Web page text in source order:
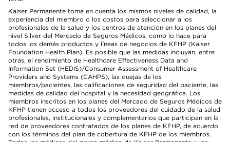
Kaiser Permanente toma en cuenta los mismos niveles de calidad, la
experiencia del miembro o los costos para seleccionar a los
profesionales de la salud y los centros de atención en los planes del
nivel Silver del Mercado de Seguros Médicos, como lo hace para
todos los demás productos y líneas de negocios de KFHP (Kaiser
Foundation Health Plan). Es posible que las medidas incluyan, entre
otras, el rendimiento de Healthcare Effectiveness Data and
Information Set (HEDIS)/Consumer Assessment of Healthcare
Providers and Systems (CAHPS), las quejas de los
miembros/pacientes, las calificaciones de seguridad del paciente, las
medidas de calidad del hospital y la necesidad geográfica. Los
miembros inscritos en los planes del Mercado de Seguros Médicos de
KFHP tienen acceso a todos los proveedores del cuidado de la salud
profesionales, institucionales y complementarios que participan en la
red de proveedores contratados de los planes de KFHP, de acuerdo
con los términos del plan de cobertura de KFHP de los miembros.